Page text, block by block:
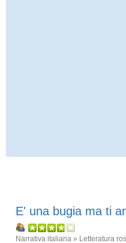
E' una bugia ma ti
Narrativa italiana » Letteratura